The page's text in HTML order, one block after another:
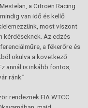
a Citroën Racing
van idő és kellő
most viszont
kérdéseknek. Az edzés
a fékerőre és
okulva a következő
annál is inkább fontos,
ránk.”
rendeznek FIA WTCC